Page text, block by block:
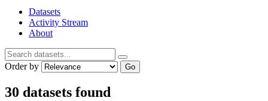
Datasets
Activity Stream
About
Order by Go
30 datasets found